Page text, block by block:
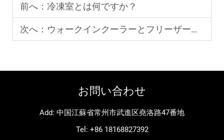
前へ： 冷凍室とは何ですか？
次へ： ウォークインクーラーとフリーザーの違い：どちらが必要ですか？
お問い合わせ
Add: 中国江蘇省常州市武進区堯洛路47番地
Tel: +86 18168827392